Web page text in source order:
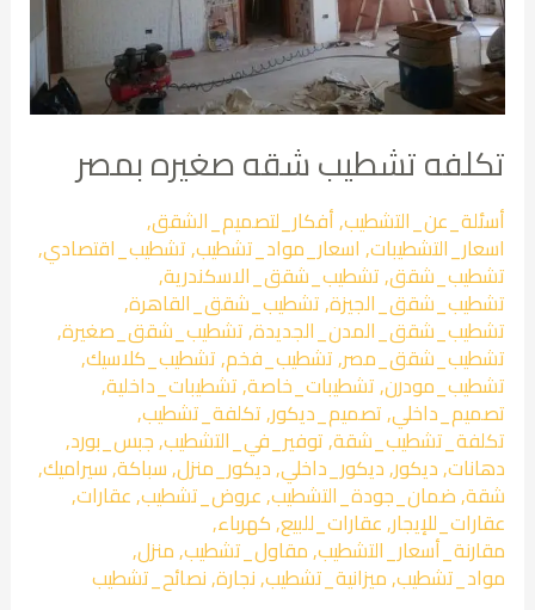
تكلفه تشطيب شقه صغيره بمصر
أسئلة_عن_التشطيب,أفكار_لتصميم_الشقق,
اسعار_التشطيبات, اسعار_مواد_تشطيب,تشطيب_اقتصادي,
تشطيب_شقق,تشطيب_شقق_الاسكندرية,
تشطيب_شقق_الجيزة,تشطيب_شقق_القاهرة,
تشطيب_شقق_المدن_الجديدة,تشطيب_شقق_صغيرة,
تشطيب_شقق_مصر,تشطيب_فخم,تشطيب_كلاسيك,
تشطيب_مودرن,تشطيبات_خاصة,تشطيبات_داخلية,
تصميم_داخلي,تصميم_ديكور,تكلفة_تشطيب,
تكلفة_تشطيب_شقة,توفير_في_التشطيب,جبس_بورد,
دهانات,ديكور,ديكور_داخلي,ديكور_منزل,سباكة,سيراميك,
شقة,ضمان_جودة_التشطيب,عروض_تشطيب,عقارات,
عقارات_للإيجار,عقارات_للبيع,كهرباء,
مقارنة_أسعار_التشطيب,مقاول_تشطيب,منزل,
مواد_تشطيب,ميزانية_تشطيب,نجارة,نصائح_تشطيب